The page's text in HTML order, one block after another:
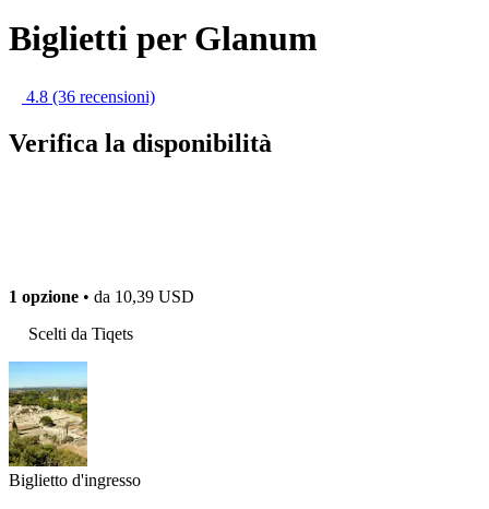
Biglietti per Glanum
4.8 (36 recensioni)
Verifica la disponibilità
1 opzione • da 10,39 USD
Scelti da Tiqets
Biglietto d'ingresso